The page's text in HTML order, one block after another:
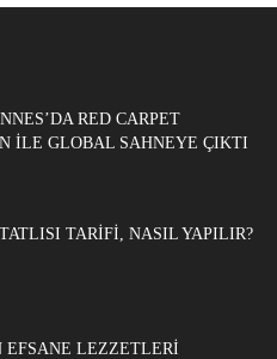
RED CARPET
ILE GLOBAL SAHNEYE ÇIKTI
TARIFI, NASIL YAPILIR?
EFSANE LEZZETLERI